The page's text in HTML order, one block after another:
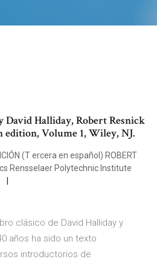
David Halliday, Robert Resnick
edition, Volume 1, Wiley, NJ.
(T ercera en español) ROBERT
Rensselaer Polytechnic Institute
clásico de David Halliday y
años ha sido un texto
introductorios de